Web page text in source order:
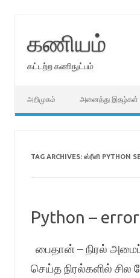
கணியம்
கட்டற்ற கணிநுட்பம்
அறிமுகம் அனைத்து இதழ்கள்
TAG ARCHIVES: ஸ்ரீனி PYTHON
Python –
பைதான் – நிரல்
செய்த நிரல்களில் சில